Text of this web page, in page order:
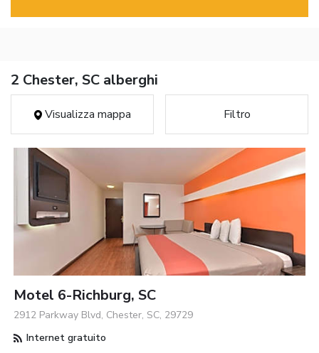
2 Chester, SC alberghi
Visualizza mappa Filtro
Motel 6-Richburg, SC
2912 Parkway Blvd, Chester, SC, 29729
Internet gratuito